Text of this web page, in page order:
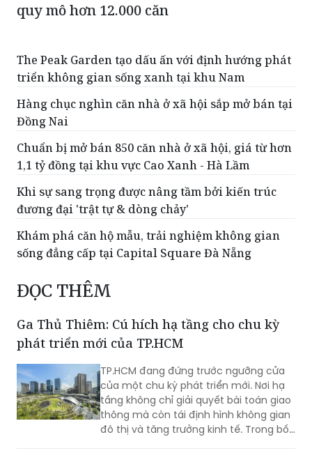
quy mô hơn 12.000 căn
The Peak Garden tạo dấu ấn với định hướng phát
triển không gian sống xanh tại khu Nam
Hàng chục nghìn căn nhà ở xã hội sắp mở bán tại
Đồng Nai
Chuẩn bị mở bán 850 căn nhà ở xã hội, giá từ hơn
1,1 tỷ đồng tại khu vực Cao Xanh - Hà Lầm
Khi sự sang trọng được nâng tầm bởi kiến trúc
đương đại 'trật tự & dòng chảy'
Khám phá căn hộ mẫu, trải nghiệm không gian
sống đẳng cấp tại Capital Square Đà Nẵng
ĐỌC THÊM
Ga Thủ Thiêm: Cú hích hạ tầng cho chu kỳ
phát triển mới của TP.HCM
TP.HCM đang đứng trước ngưỡng cửa
của một chu kỳ phát triển mới. Nơi hạ
tầng không chỉ giải quyết bài toán giao
thông mà còn tái định hình không gian
đô thị và tăng trưởng kinh tế. Trong bối